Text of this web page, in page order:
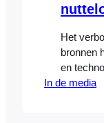
Het
bronnen
en
Mekić
In de media